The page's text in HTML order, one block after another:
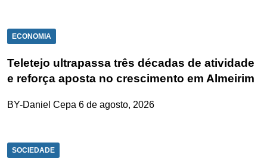
ECONOMIA
Teletejo ultrapassa três décadas de atividade
e reforça aposta no crescimento em Almeirim
BY-Daniel Cepa 6 de agosto, 2026
SOCIEDADE